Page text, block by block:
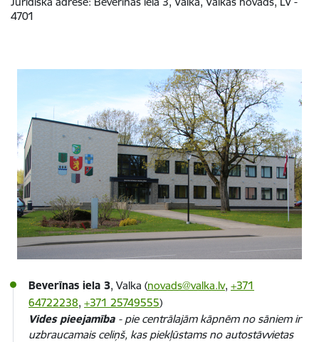
4701
Beverīnas iela 3, Valka (novads@valka.lv, +371
64722238, +371 25749555)
Vides pieejamība - pie centrālajām kāpnēm no sāniem ir
uzbraucamais celiņš, kas piekļūstams no autostāvvietas